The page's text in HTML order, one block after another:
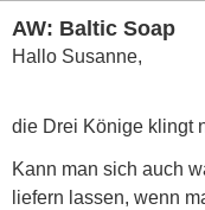
AW: Baltic Soap
Hallo Susanne,
die Drei Könige klingt
Kann man sich auch
liefern lassen, wenn